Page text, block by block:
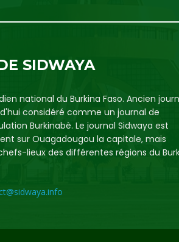
SIDWAYA
national du Burkina Faso. Ancien
considéré comme un journal de
Burkinabè. Le journal Sidwaya est
sur Ouagadougou la capitale, mais
lieux des différentes régions du